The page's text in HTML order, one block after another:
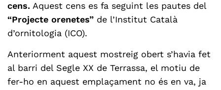
cens. Aquest cens es fa seguint les pautes del
“Projecte orenetes” de l’Institut Català
d’ornitologia (ICO).
Anteriorment aquest mostreig obert s’havia fet
al barri del Segle XX de Terrassa, el motiu de
fer-ho en aquest emplaçament no és en va, ja